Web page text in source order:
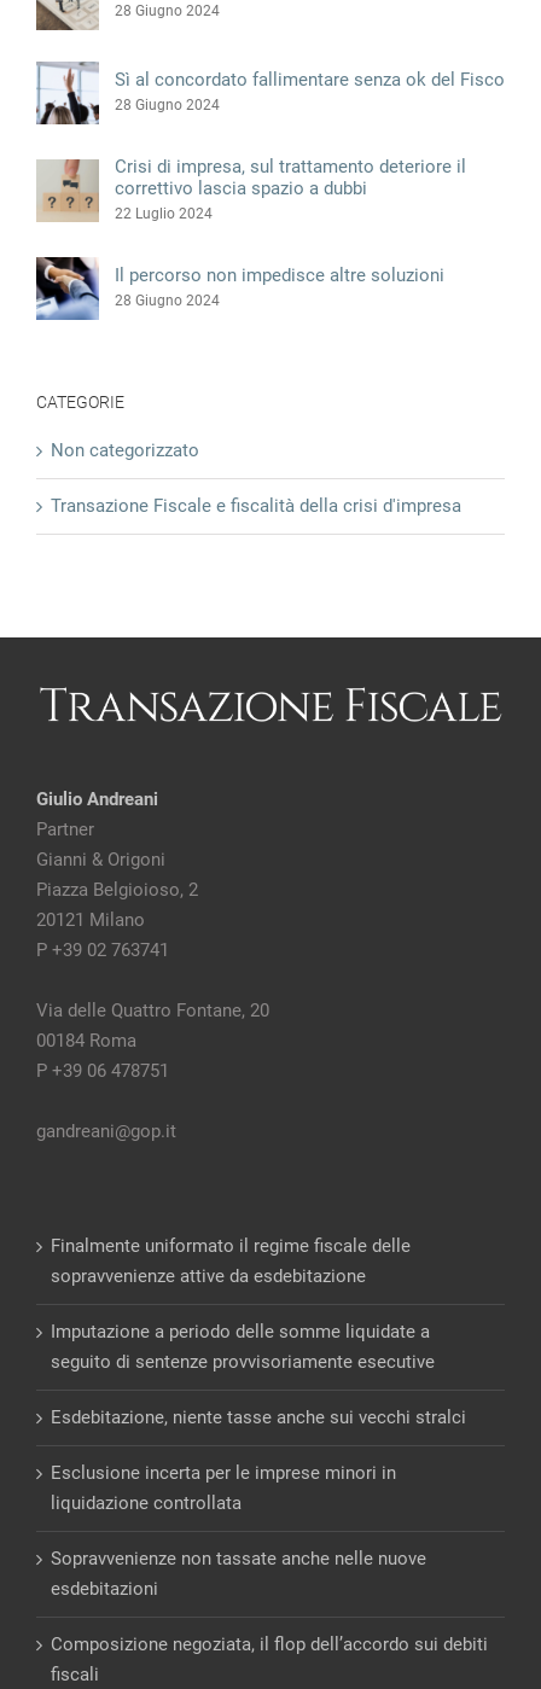
28 Giugno 2024
Sì al concordato fallimentare senza ok del Fisco
28 Giugno 2024
Crisi di impresa, sul trattamento deteriore il
correttivo lascia spazio a dubbi
22 Luglio 2024
Il percorso non impedisce altre soluzioni
28 Giugno 2024
CATEGORIE
Non categorizzato
Transazione Fiscale e fiscalità della crisi d'impresa
Giulio Andreani
Partner
Gianni & Origoni
Piazza Belgioioso, 2
20121 Milano
P +39 02 763741
Via delle Quattro Fontane, 20
00184 Roma
P +39 06 478751
gandreani@gop.it
Finalmente uniformato il regime fiscale delle
sopravvenienze attive da esdebitazione
Imputazione a periodo delle somme liquidate a
seguito di sentenze provvisoriamente esecutive
Esdebitazione, niente tasse anche sui vecchi stralci
Esclusione incerta per le imprese minori in
liquidazione controllata
Sopravvenienze non tassate anche nelle nuove
esdebitazioni
Composizione negoziata, il flop dell’accordo sui debiti
fiscali